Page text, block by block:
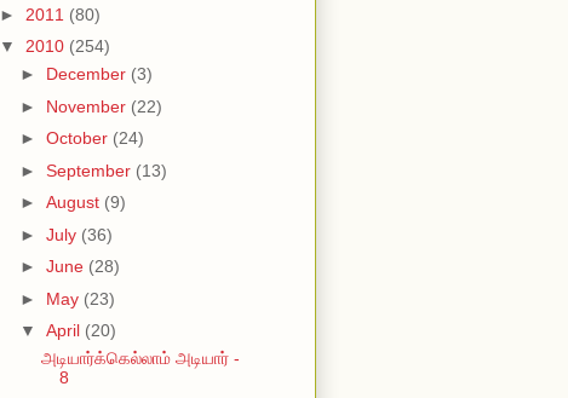
► 2011 (80)
▼ 2010 (254)
► December (3)
► November (22)
► October (24)
► September (13)
► August (9)
► July (36)
► June (28)
► May (23)
▼ April (20)
அடியார்க்கெல்லாம் அடியார் -
8